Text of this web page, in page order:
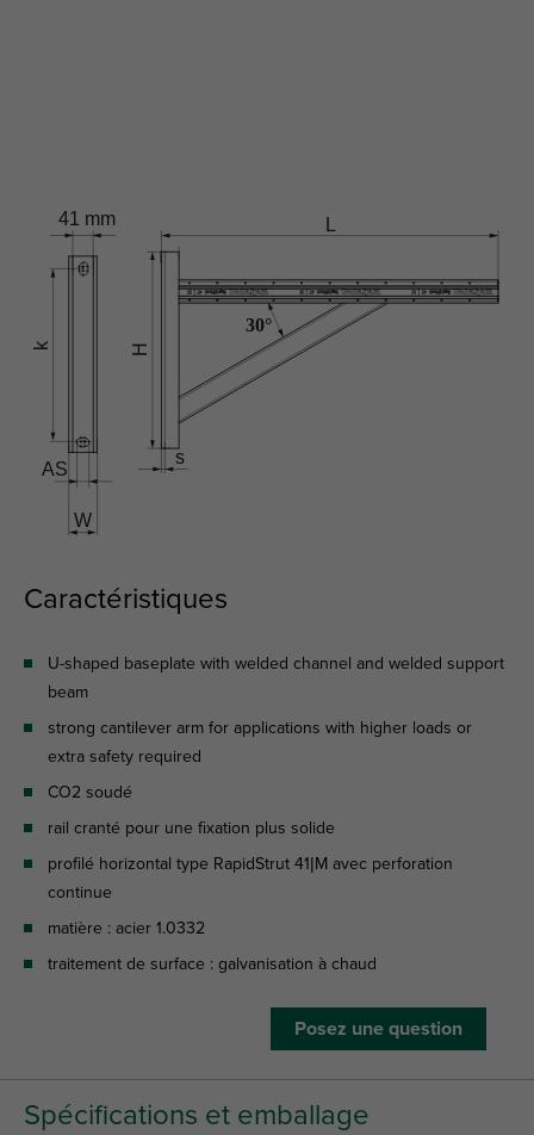
Caractéristiques
U-shaped baseplate with welded channel and welded support
beam
strong cantilever arm for applications with higher loads or
extra safety required
CO2 soudé
rail cranté pour une fixation plus solide
profilé horizontal type RapidStrut 41|M avec perforation
continue
matière : acier 1.0332
traitement de surface : galvanisation à chaud
Posez une question
Spécifications et emballage